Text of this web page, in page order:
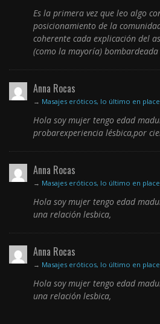
Es la primera vez que leo algo
posicionamiento de la
coherente cada explicación del
(como la mayoría)
Anna Rocas
→ Masajes eróticos, lo último en
Hola soy mujer tengo edad
probarexperiencia lésbica,por
Anna Rocas
→ Masajes eróticos, lo último en
Hola soy mujer tengo edad
una relación lesbica,
Anna Rocas
→ Masajes eróticos, lo último en
Hola soy mujer tengo edad
una relación lesbica,